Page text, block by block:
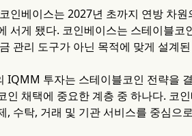
인베이스는 2027년 초까지 연방 차
서게 됐다. 코인베이스는 스테이블
관리 도구가 아닌 목적에 맞게 설계
IQMM 투자는 스테이블코인 전략을
인 채택에 중요한 계층 중 하나다. 코
, 수탁, 거래 및 기관 서비스를 중심으